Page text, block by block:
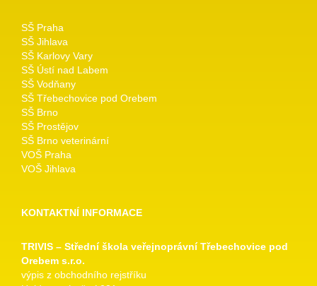
SŠ Praha
SŠ Jihlava
SŠ Karlovy Vary
SŠ Ústí nad Labem
SŠ Vodňany
SŠ Třebechovice pod Orebem
SŠ Brno
SŠ Prostějov
SŠ Brno veterinární
VOŠ Praha
VOŠ Jihlava
KONTAKTNÍ INFORMACE
TRIVIS – Střední škola veřejnoprávní Třebechovice pod
Orebem s.r.o.
výpis z obchodního rejstříku